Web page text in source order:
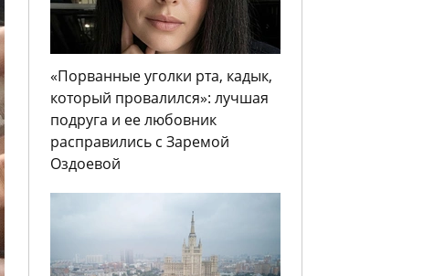
«Порванные уголки рта, кадык,
который провалился»: лучшая
подруга и ее любовник
расправились с Заремой
Оздоевой